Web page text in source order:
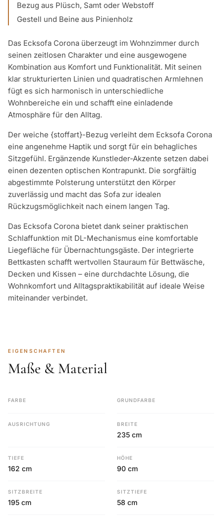
Bezug aus Plüsch, Samt oder Webstoff
Gestell und Beine aus Pinienholz
Das Ecksofa Corona überzeugt im Wohnzimmer durch
seinen zeitlosen Charakter und eine ausgewogene
Kombination aus Komfort und Funktionalität. Mit seinen
klar strukturierten Linien und quadratischen Armlehnen
fügt es sich harmonisch in unterschiedliche
Wohnbereiche ein und schafft eine einladende
Atmosphäre für den Alltag.
Der weiche {stoffart}-Bezug verleiht dem Ecksofa Corona
eine angenehme Haptik und sorgt für ein behagliches
Sitzgefühl. Ergänzende Kunstleder-Akzente setzen dabei
einen dezenten optischen Kontrapunkt. Die sorgfältig
abgestimmte Polsterung unterstützt den Körper
zuverlässig und macht das Sofa zur idealen
Rückzugsmöglichkeit nach einem langen Tag.
Das Ecksofa Corona bietet dank seiner praktischen
Schlaffunktion mit DL-Mechanismus eine komfortable
Liegefläche für Übernachtungsgäste. Der integrierte
Bettkasten schafft wertvollen Stauraum für Bettwäsche,
Decken und Kissen – eine durchdachte Lösung, die
Wohnkomfort und Alltagspraktikabilität auf ideale Weise
miteinander verbindet.
EIGENSCHAFTEN
Maße & Material
FARBE GRUNDFARBE
AUSRICHTUNG BREITE
235 cm
TIEFE
162 cm
HÖHE
90 cm
SITZBREITE
195 cm
SITZTIEFE
58 cm